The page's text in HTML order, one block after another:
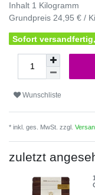
Inhalt 1 Kilogramm
Grundpreis 24,95 € /
Sofort
Wunschliste
* inkl. ges. MwSt. zzgl.
zuletzt